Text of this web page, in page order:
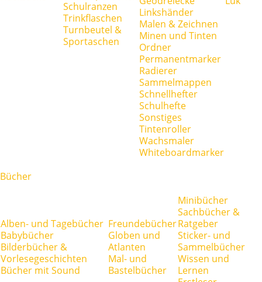
Schulranzen
Trinkflaschen
Turnbeutel &
Sportaschen
Linkshänder
Malen & Zeichnen
Minen und Tinten
Ordner
Permanentmarker
Radierer
Sammelmappen
Schnellhefter
Schulhefte
Sonstiges
Tintenroller
Wachsmaler
Whiteboardmarker
Bücher
Alben- und Tagebücher
Babybücher
Bilderbücher &
Vorlesegeschichten
Bücher mit Sound
Freundebücher
Globen und
Atlanten
Mal- und
Bastelbücher
Minibücher
Sachbücher &
Ratgeber
Sticker- und
Sammelbücher
Wissen und
Lernen